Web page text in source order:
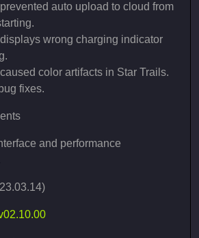
auto upload to cloud from
wrong charging indicator
color artifacts in Star Trails.
fixes.
and performance